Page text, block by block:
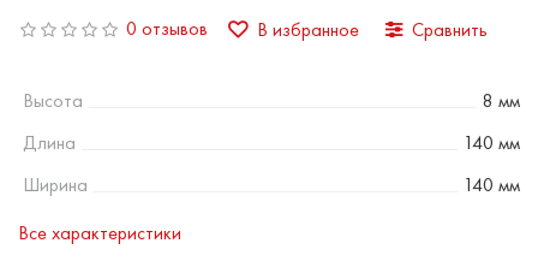
0 отзывов В избранное Сравнить
Высота
8 мм
Длина
140 мм
Ширина
140 мм
Все характеристики